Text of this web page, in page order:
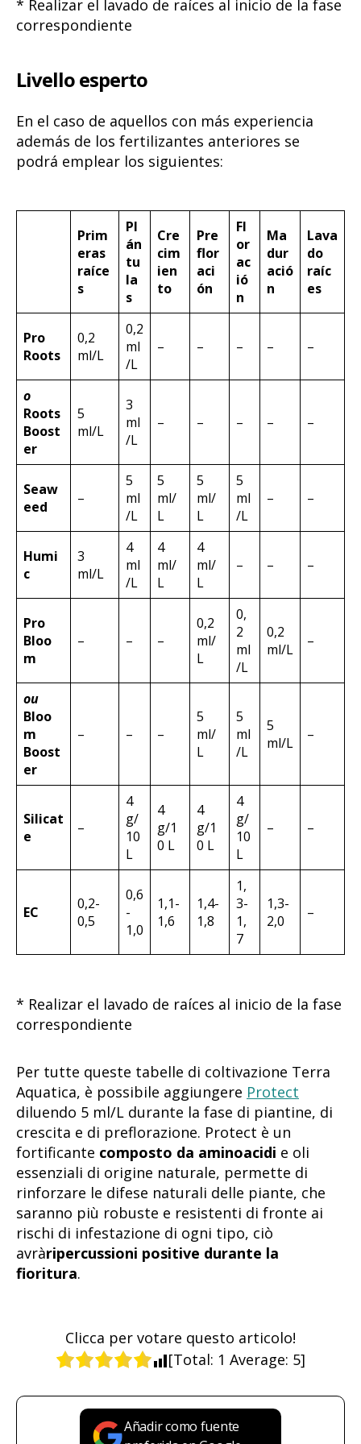
* Realizar el lavado de raíces al inicio de la fase
correspondiente
Livello esperto
En el caso de aquellos con más experiencia
además de los fertilizantes anteriores se
podrá emplear los siguientes:
Prim
eras
raíce
s
Pl
án
tu
la
s
Cre
cim
ien
to
Pre
flor
aci
ón
Fl
or
ac
ió
n
Ma
dur
ació
n
Lava
do
raíc
es
Pro
Roots
0,2
ml/L
0,2
ml
/L
– – – – –
o
Roots
Boost
er
5
ml/L
3
ml
/L
– – – – –
Seaw
eed
–
5
ml
/L
5
ml/
L
5
ml/
L
5
ml
/L
– –
Humi
c
3
ml/L
4
ml
/L
4
ml/
L
4
ml/
L
– – –
Pro
Bloo
m
– – –
0,2
ml/
L
0,
2
ml
/L
0,2
ml/L
–
ou
Bloo
m
Boost
er
– – –
5
ml/
L
5
ml
/L
5
ml/L
–
Silicat
e
–
4
g/
10
L
4
g/1
0 L
4
g/1
0 L
4
g/
10
L
– –
EC
0,2-
0,5
0,6
-
1,0
1,1-
1,6
1,4-
1,8
1,
3-
1,
7
1,3-
2,0
–
* Realizar el lavado de raíces al inicio de la fase
correspondiente
Per tutte queste tabelle di coltivazione Terra
Aquatica, è possibile aggiungere Protect
diluendo 5 ml/L durante la fase di piantine, di
crescita e di preflorazione. Protect è un
fortificante composto da aminoacidi e oli
essenziali di origine naturale, permette di
rinforzare le difese naturali delle piante, che
saranno più robuste e resistenti di fronte ai
rischi di infestazione di ogni tipo, ciò
avràripercussioni positive durante la
fioritura.
Clicca per votare questo articolo!
[Total: 1 Average: 5]
Añadir como fuente